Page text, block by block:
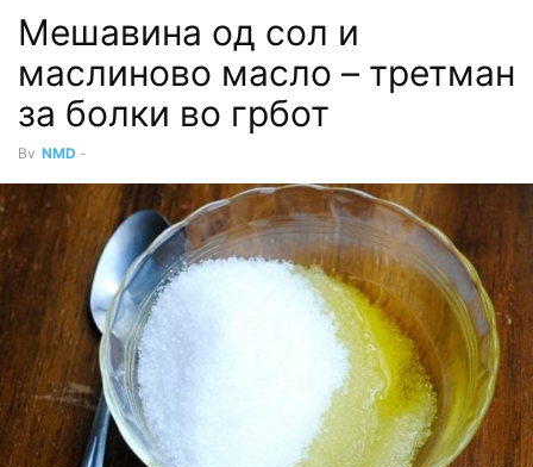
Мешавина од сол и
маслиново масло – третман
за болки во грбот
By NMD -